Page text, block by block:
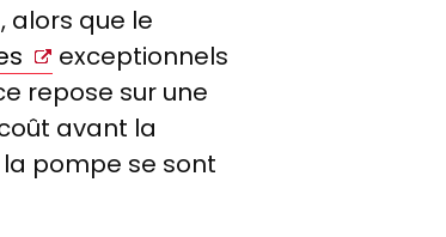
alors que le
exceptionnels
repose sur une
avant la
pompe se sont